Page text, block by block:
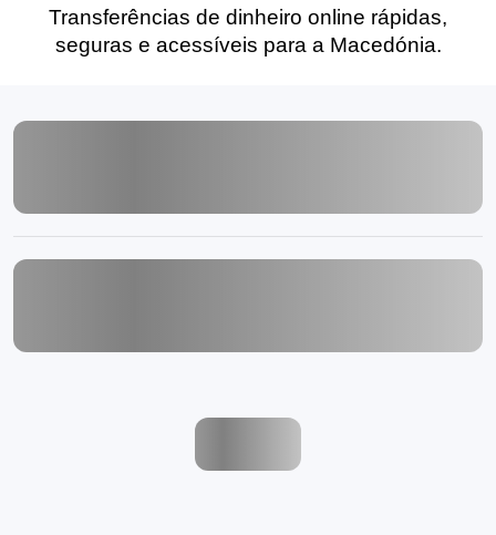
Transferências de dinheiro online rápidas,
seguras e acessíveis para a Macedónia.